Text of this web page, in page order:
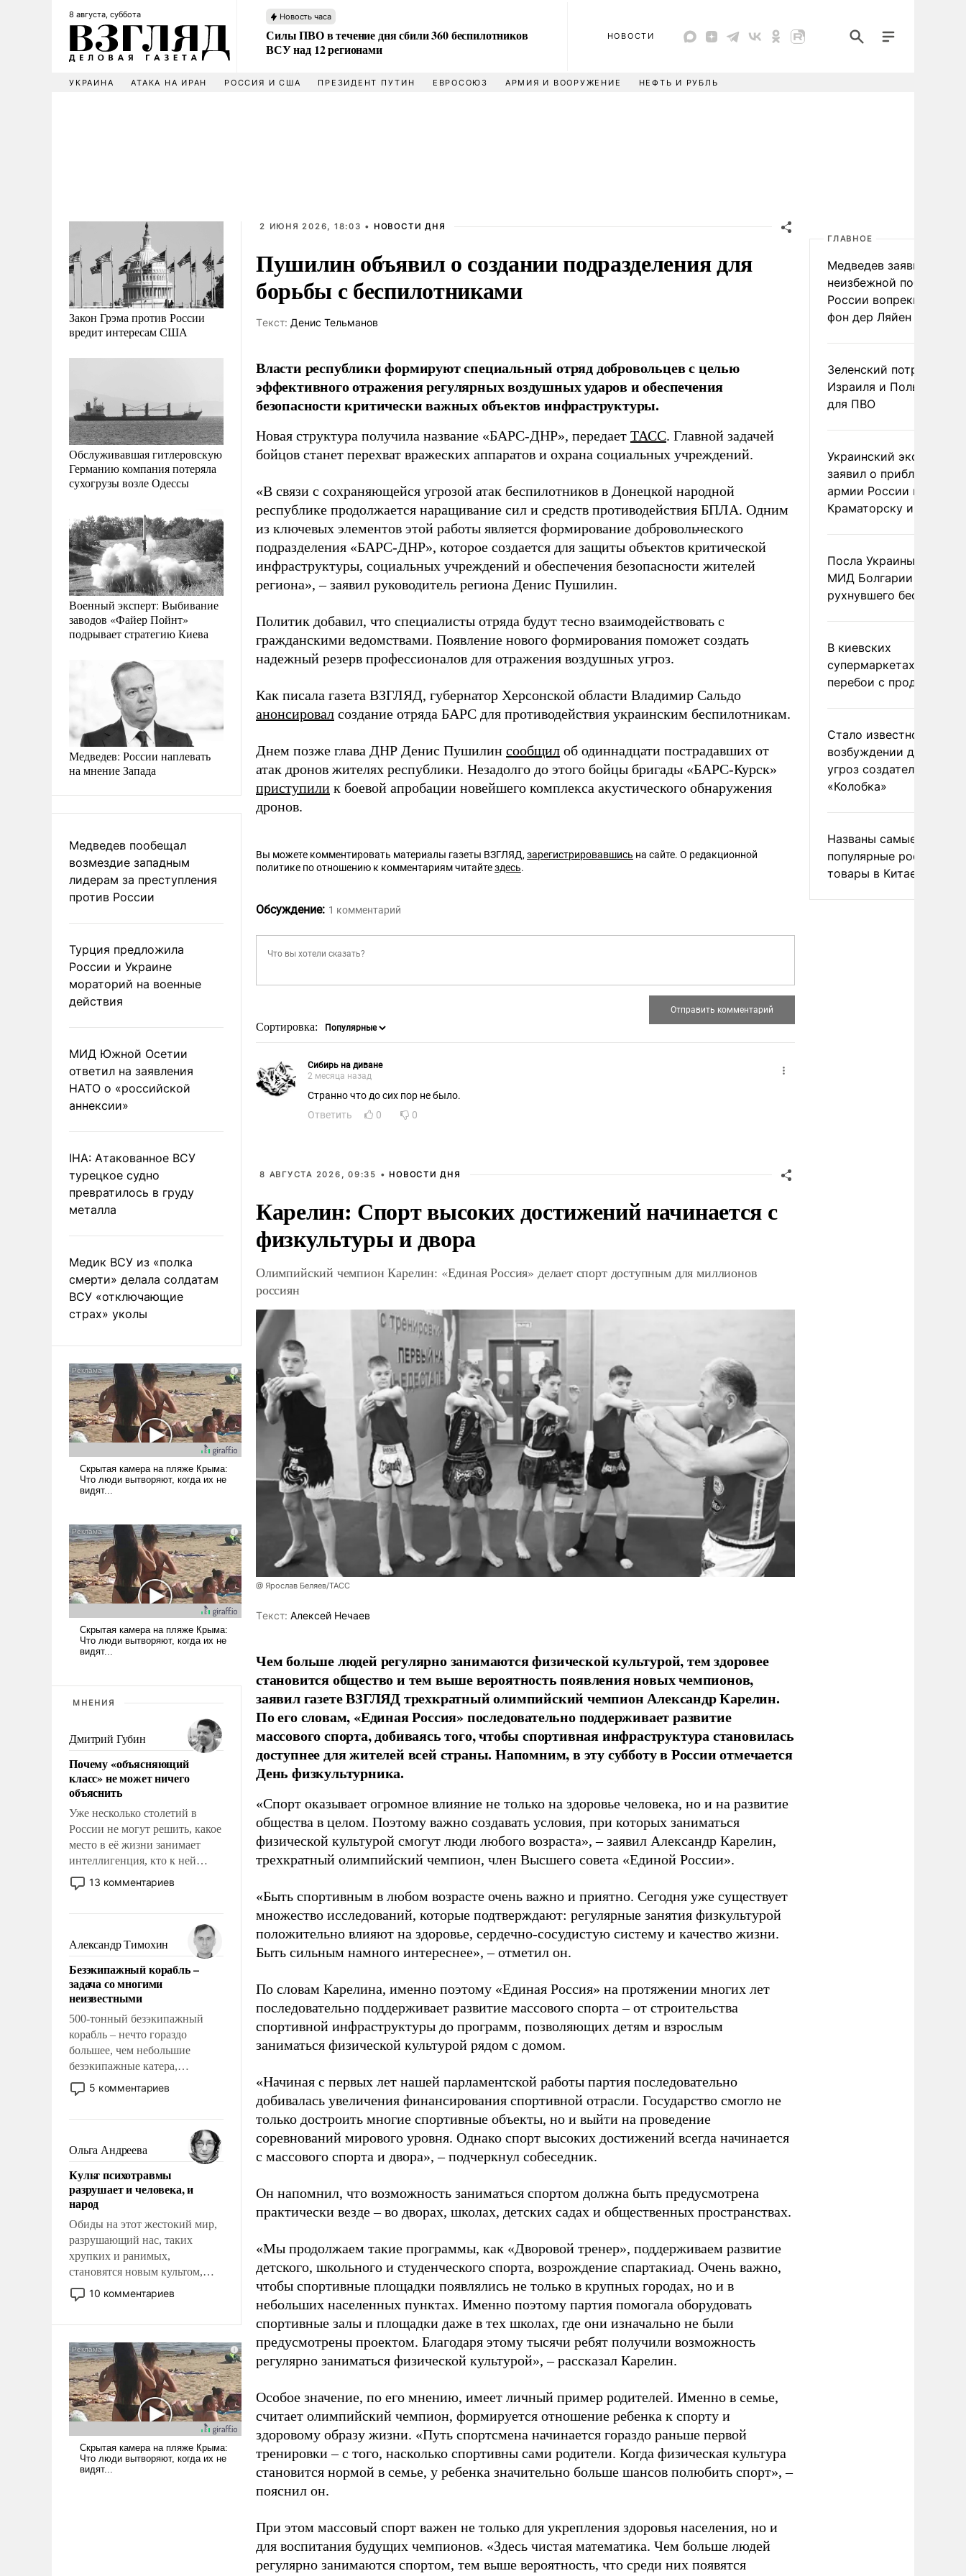
8 августа, суббота Новость часа
Силы ПВО в течение дня сбили 360 беспилотников
ВСУ над 12 регионами
НОВОСТИ
УКРАИНА АТАКА НА ИРАН РОССИЯ И США ПРЕЗИДЕНТ ПУТИН ЕВРОСОЮЗ АРМИЯ И ВООРУЖЕНИЕ НЕФТЬ И РУБЛЬ
Закон Грэма против России
вредит интересам США
Обслуживавшая гитлеровскую
Германию компания потеряла
сухогрузы возле Одессы
Военный эксперт: Выбивание
заводов «Файер Пойнт»
подрывает стратегию Киева
Медведев: России наплевать
на мнение Запада
Медведев пообещал
возмездие западным
лидерам за преступления
против России
Турция предложила
России и Украине
мораторий на военные
действия
МИД Южной Осетии
ответил на заявления
НАТО о «российской
аннексии»
IHA: Атакованное ВСУ
турецкое судно
превратилось в груду
металла
Медик ВСУ из «полка
смерти» делала солдатам
ВСУ «отключающие
страх» уколы
МНЕНИЯ
Дмитрий Губин
Почему «объясняющий
класс» не может ничего
объяснить
Уже несколько столетий в
России не могут решить, какое
место в её жизни занимает
интеллигенция, кто к ней
принадлежит, а кого из неё
исключили с правом
чем она отличается от просто
образованных людей. Иногда
казалось, что эти вопросы
решены раз и навсегда, но –
нет, не решены.
13 комментариев
Александр Тимохин
Безэкипажный корабль –
задача со многими
неизвестными
500-тонный безэкипажный
корабль – нечто гораздо
большее, чем небольшие
безэкипажные катера,
применение которых уже
стало обыденностью. Задача по
сложна и амбициозна. Однако
и ее реализация радикально
поднимет наши боевые
возможности.
5 комментариев
Ольга Андреева
Культ психотравмы
разрушает и человека, и
народ
Обиды на этот жестокий мир,
разрушающий нас, таких
хрупких и ранимых,
становятся новым культом,
постепенно вытесняя и
отменяя традиционное
ударами судьбы, брать на себя
ответственность, помогать
слабым, идти вперед и
адаптироваться.
10 комментариев
2 ИЮНЯ 2026, 18:03 • НОВОСТИ ДНЯ
Пушилин объявил о создании подразделения для
борьбы с беспилотниками
Tекст: Денис Тельманов
Власти республики формируют специальный отряд добровольцев с целью
эффективного отражения регулярных воздушных ударов и обеспечения
безопасности критически важных объектов инфраструктуры.
Новая структура получила название «БАРС-ДНР», передает ТАСС. Главной задачей
бойцов станет перехват вражеских аппаратов и охрана социальных учреждений.
«В связи с сохраняющейся угрозой атак беспилотников в Донецкой народной
республике продолжается наращивание сил и средств противодействия БПЛА. Одним
из ключевых элементов этой работы является формирование добровольческого
подразделения «БАРС-ДНР», которое создается для защиты объектов критической
инфраструктуры, социальных учреждений и обеспечения безопасности жителей
региона», – заявил руководитель региона Денис Пушилин.
Политик добавил, что специалисты отряда будут тесно взаимодействовать с
гражданскими ведомствами. Появление нового формирования поможет создать
надежный резерв профессионалов для отражения воздушных угроз.
Как писала газета ВЗГЛЯД, губернатор Херсонской области Владимир Сальдо
анонсировал создание отряда БАРС для противодействия украинским беспилотникам.
Днем позже глава ДНР Денис Пушилин сообщил об одиннадцати пострадавших от
атак дронов жителях республики. Незадолго до этого бойцы бригады «БАРС-Курск»
приступили к боевой апробации новейшего комплекса акустического обнаружения
дронов.
Вы можете комментировать материалы газеты ВЗГЛЯД, зарегистрировавшись на сайте. О редакционной
политике по отношению к комментариям читайтездесь.
Обсуждение: 1 комментарий
Сортировка:
Сибирь на диване
2 месяца назад
Странно что до сих пор не было.
Ответить
0 0
8 АВГУСТА 2026, 09:35 • НОВОСТИ ДНЯ
Карелин: Спорт высоких достижений начинается с
физкультуры и двора
Олимпийский чемпион Карелин: «Единая Россия» делает спорт доступным для миллионов
россиян
@ Ярослав Беляев/ТАСС
Tекст: Алексей Нечаев
Чем больше людей регулярно занимаются физической культурой, тем здоровее
становится общество и тем выше вероятность появления новых чемпионов,
заявил газете ВЗГЛЯД трехкратный олимпийский чемпион Александр Карелин.
По его словам, «Единая Россия» последовательно поддерживает развитие
массового спорта, добиваясь того, чтобы спортивная инфраструктура становилась
доступнее для жителей всей страны. Напомним, в эту субботу в России отмечается
День физкультурника.
«Спорт оказывает огромное влияние не только на здоровье человека, но и на развитие
общества в целом. Поэтому важно создавать условия, при которых заниматься
физической культурой смогут люди любого возраста», – заявил Александр Карелин,
трехкратный олимпийский чемпион, член Высшего совета «Единой России».
«Быть спортивным в любом возрасте очень важно и приятно. Сегодня уже существует
множество исследований, которые подтверждают: регулярные занятия физкультурой
положительно влияют на здоровье, сердечно-сосудистую систему и качество жизни.
Быть сильным намного интереснее», – отметил он.
По словам Карелина, именно поэтому «Единая Россия» на протяжении многих лет
последовательно поддерживает развитие массового спорта – от строительства
спортивной инфраструктуры до программ, позволяющих детям и взрослым
заниматься физической культурой рядом с домом.
«Начиная с первых лет нашей парламентской работы партия последовательно
добивалась увеличения финансирования спортивной отрасли. Государство смогло не
только достроить многие спортивные объекты, но и выйти на проведение
соревнований мирового уровня. Однако спорт высоких достижений всегда начинается
с массового спорта и двора», – подчеркнул собеседник.
Он напомнил, что возможность заниматься спортом должна быть предусмотрена
практически везде – во дворах, школах, детских садах и общественных пространствах.
«Мы продолжаем такие программы, как «Дворовой тренер», поддерживаем развитие
детского, школьного и студенческого спорта, возрождение спартакиад. Очень важно,
чтобы спортивные площадки появлялись не только в крупных городах, но и в
небольших населенных пунктах. Именно поэтому партия помогала оборудовать
спортивные залы и площадки даже в тех школах, где они изначально не были
предусмотрены проектом. Благодаря этому тысячи ребят получили возможность
регулярно заниматься физической культурой», – рассказал Карелин.
Особое значение, по его мнению, имеет личный пример родителей. Именно в семье,
считает олимпийский чемпион, формируется отношение ребенка к спорту и
здоровому образу жизни. «Путь спортсмена начинается гораздо раньше первой
тренировки – с того, насколько спортивны сами родители. Когда физическая культура
становится нормой в семье, у ребенка значительно больше шансов полюбить спорт», –
пояснил он.
При этом массовый спорт важен не только для укрепления здоровья населения, но и
для воспитания будущих чемпионов. «Здесь чистая математика. Чем больше людей
регулярно занимаются спортом, тем выше вероятность, что среди них появятся
ГЛАВНОЕ
Медведев заявил о
неизбежной победе
России вопреки словам
фон дер Ляйен
Зеленский потребовал
Израиля и Польши
для ПВО
Украинский эксперт
заявил о приближении
армии России к
Краматорску и
Посла Украины
МИД Болгарии из-за
рухнувшего
В киевских
супермаркетах
перебои с продуктами
Стало известно о
возбуждении дела из-
угроз создателям
«Колобка»
Названы самые
популярные российские
товары в Китае